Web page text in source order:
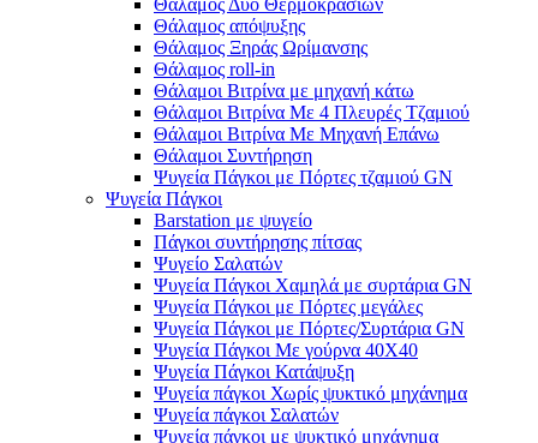
Θάλαμος Δυο Θερμοκρασιών
Θάλαμος απόψυξης
Θάλαμος Ξηράς Ωρίμανσης
Θάλαμος roll-in
Θάλαμοι Βιτρίνα με μηχανή κάτω
Θάλαμοι Βιτρίνα Με 4 Πλευρές Τζαμιού
Θάλαμοι Βιτρίνα Με Μηχανή Επάνω
Θάλαμοι Συντήρηση
Ψυγεία Πάγκοι με Πόρτες τζαμιού GN
Ψυγεία Πάγκοι
Barstation με ψυγείο
Πάγκοι συντήρησης πίτσας
Ψυγείο Σαλατών
Ψυγεία Πάγκοι Χαμηλά με συρτάρια GN
Ψυγεία Πάγκοι με Πόρτες μεγάλες
Ψυγεία Πάγκοι με Πόρτες/Συρτάρια GN
Ψυγεία Πάγκοι Με γούρνα 40Χ40
Ψυγεία Πάγκοι Κατάψυξη
Ψυγεία πάγκοι Χωρίς ψυκτικό μηχάνημα
Ψυγεία πάγκοι Σαλατών
Ψυγεία πάγκοι με ψυκτικό μηχάνημα